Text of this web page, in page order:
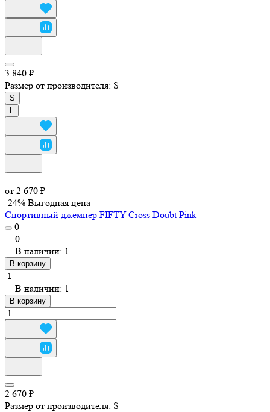
3 840 ₽
Размер от производителя: S
S
от 2 670 ₽
-24% Выгодная цена
Спортивный джемпер FIFTY Cross Doubt Pink
0
0
В наличии: 1
В корзину
В наличии: 1
В корзину
2 670 ₽
Размер от производителя: S